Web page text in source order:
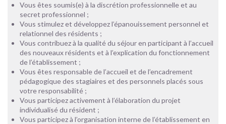
Vous êtes soumis(e) à la discrétion professionnelle et au
secret professionnel ;
Vous stimulez et développez l’épanouissement personnel et
relationnel des résidents ;
Vous contribuez à la qualité du séjour en participant à l’accueil
des nouveaux résidents et à l’explication du fonctionnement
de l’établissement ;
Vous êtes responsable de l’accueil et de l’encadrement
pédagogique des stagiaires et des personnels placés sous
votre responsabilité ;
Vous participez activement à l’élaboration du projet
individualisé du résident ;
Vous participez à l’organisation interne de l’établissement en